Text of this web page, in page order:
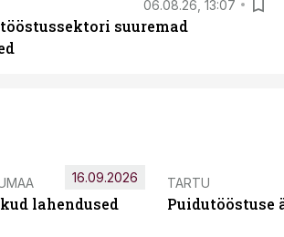
06.08.26, 13:07
tööstussektori suuremad
lahendused
16.09.2026 TARTU
Puidutööstuse